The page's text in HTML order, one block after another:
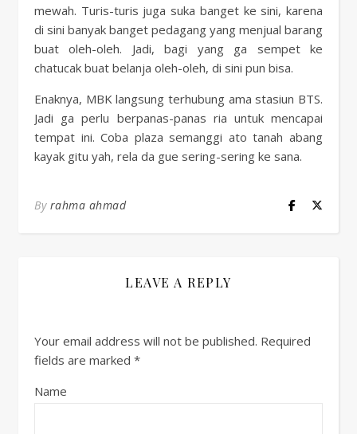
mewah. Turis-turis juga suka banget ke sini, karena
di sini banyak banget pedagang yang menjual barang
buat oleh-oleh. Jadi, bagi yang ga sempet ke
chatucak buat belanja oleh-oleh, di sini pun bisa.
Enaknya, MBK langsung terhubung ama stasiun BTS.
Jadi ga perlu berpanas-panas ria untuk mencapai
tempat ini. Coba plaza semanggi ato tanah abang
kayak gitu yah, rela da gue sering-sering ke sana.
By rahma ahmad
LEAVE A REPLY
Your email address will not be published. Required
fields are marked *
Name